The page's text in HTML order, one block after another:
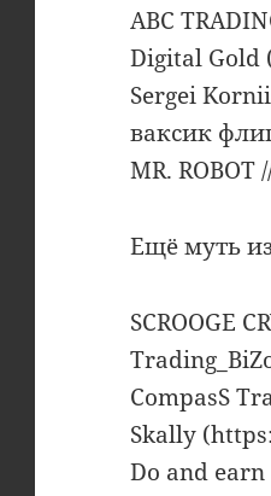
ABC
Digital Gold
Sergei
ваксик
MR. ROBOT
Ещё муть
SCROOGE
CompasS
Skally
Do and